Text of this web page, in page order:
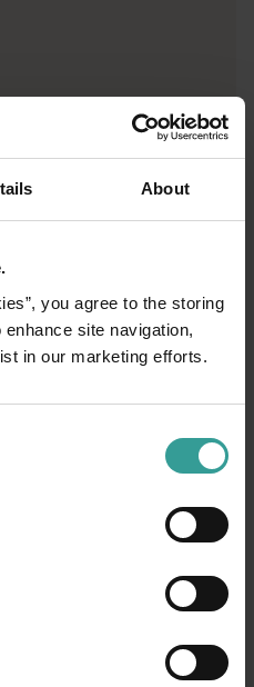
About
you agree to the storing
site navigation,
in our marketing efforts.
/03
行程可以从澳大利亚
繁荣的文化中心——珀
行奉上田园诗般的开